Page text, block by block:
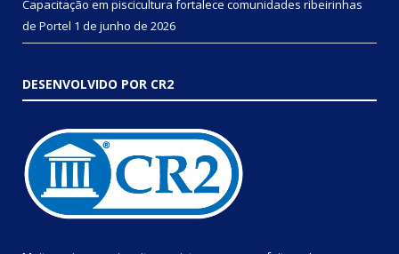
Capacitação em piscicultura fortalece comunidades ribeirinhas
de Portel 1 de junho de 2026
DESENVOLVIDO POR CR2